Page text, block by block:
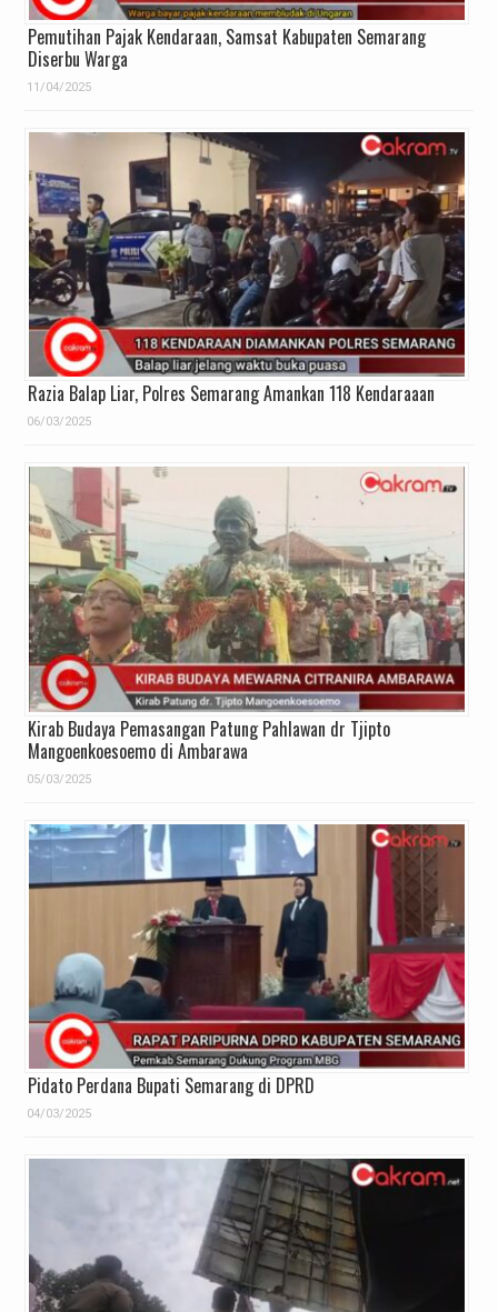
Pemutihan Pajak Kendaraan, Samsat Kabupaten Semarang
Diserbu Warga
11/04/2025
Razia Balap Liar, Polres Semarang Amankan 118 Kendaraaan
06/03/2025
Kirab Budaya Pemasangan Patung Pahlawan dr Tjipto
Mangoenkoesoemo di Ambarawa
05/03/2025
Pidato Perdana Bupati Semarang di DPRD
04/03/2025